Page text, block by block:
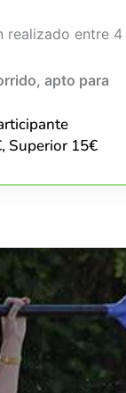
realizado entre 4
apto para
Superior 15€